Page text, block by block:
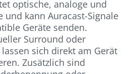
optische, analoge und
und kann Auracast-Signale
Geräte senden.
Surround oder
sich direkt am Gerät
Zusätzlich sind